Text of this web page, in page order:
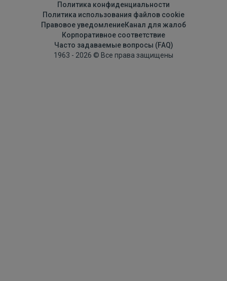
Политика конфиденциальности
Политика использования файлов cookie
Правовое уведомлениеКанал для жалоб
Корпоративное соответствие
Часто задаваемые вопросы (FAQ)
1963 - 2026 © Все права защищены